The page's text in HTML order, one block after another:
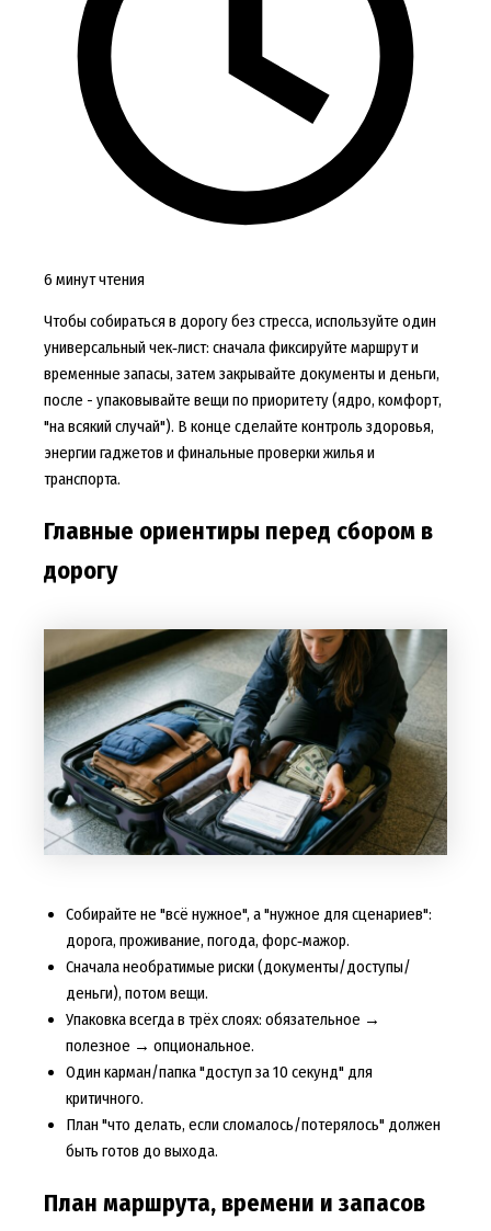
6 минут чтения
Чтобы собираться в дорогу без стресса, используйте один
универсальный чек‑лист: сначала фиксируйте маршрут и
временные запасы, затем закрывайте документы и деньги,
после - упаковывайте вещи по приоритету (ядро, комфорт,
"на всякий случай"). В конце сделайте контроль здоровья,
энергии гаджетов и финальные проверки жилья и
транспорта.
Главные ориентиры перед сбором в
дорогу
Собирайте не "всё нужное", а "нужное для сценариев":
дорога, проживание, погода, форс‑мажор.
Сначала необратимые риски (документы/доступы/
деньги), потом вещи.
Упаковка всегда в трёх слоях: обязательное →
полезное → опциональное.
Один карман/папка "доступ за 10 секунд" для
критичного.
План "что делать, если сломалось/потерялось" должен
быть готов до выхода.
План маршрута, времени и запасов